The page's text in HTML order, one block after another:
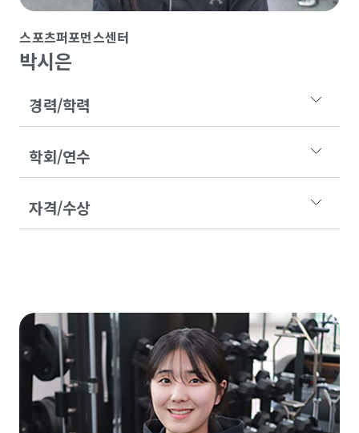
스포츠퍼포먼스센터
박시은
경력/학력
학회/연수
자격/수상